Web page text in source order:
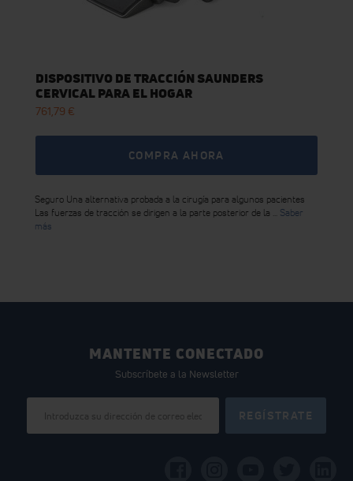
DISPOSITIVO DE TRACCIÓN SAUNDERS
CERVICAL PARA EL HOGAR
761,79 €
COMPRA AHORA
Seguro Una alternativa probada a la cirugía para algunos pacientes
Las fuerzas de tracción se dirigen a la parte posterior de la ... Saber
más
MANTENTE CONECTADO
Subscríbete a la Newsletter
REGÍSTRATE